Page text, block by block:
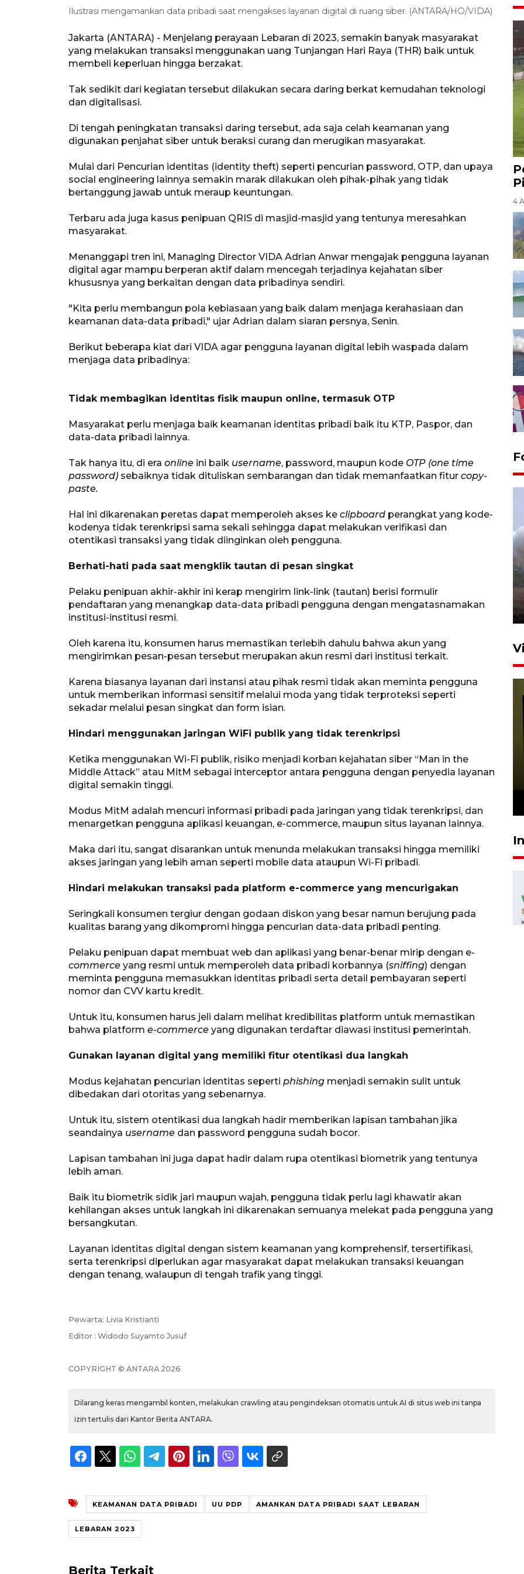
Ilustrasi mengamankan data pribadi saat mengakses layanan digital di ruang siber. (ANTARA/HO/VIDA)
Jakarta (ANTARA) - Menjelang perayaan Lebaran di 2023, semakin banyak masyarakat
yang melakukan transaksi menggunakan uang Tunjangan Hari Raya (THR) baik untuk
membeli keperluan hingga berzakat.
Tak sedikit dari kegiatan tersebut dilakukan secara daring berkat kemudahan teknologi
dan digitalisasi.
Di tengah peningkatan transaksi daring tersebut, ada saja celah keamanan yang
digunakan penjahat siber untuk beraksi curang dan merugikan masyarakat.
Mulai dari Pencurian identitas (identity theft) seperti pencurian password, OTP, dan upaya
social engineering lainnya semakin marak dilakukan oleh pihak-pihak yang tidak
bertanggung jawab untuk meraup keuntungan.
Terbaru ada juga kasus penipuan QRIS di masjid-masjid yang tentunya meresahkan
masyarakat.
Menanggapi tren ini, Managing Director VIDA Adrian Anwar mengajak pengguna layanan
digital agar mampu berperan aktif dalam mencegah terjadinya kejahatan siber
khususnya yang berkaitan dengan data pribadinya sendiri.
"Kita perlu membangun pola kebiasaan yang baik dalam menjaga kerahasiaan dan
keamanan data-data pribadi," ujar Adrian dalam siaran persnya, Senin.
Berikut beberapa kiat dari VIDA agar pengguna layanan digital lebih waspada dalam
menjaga data pribadinya:
Tidak membagikan identitas fisik maupun online, termasuk OTP
Masyarakat perlu menjaga baik keamanan identitas pribadi baik itu KTP, Paspor, dan
data-data pribadi lainnya.
Tak hanya itu, di era online ini baik username, password, maupun kode OTP (one time
password) sebaiknya tidak dituliskan sembarangan dan tidak memanfaatkan fitur copy-
paste.
Hal ini dikarenakan peretas dapat memperoleh akses ke clipboard perangkat yang kode-
kodenya tidak terenkripsi sama sekali sehingga dapat melakukan verifikasi dan
otentikasi transaksi yang tidak diinginkan oleh pengguna.
Berhati-hati pada saat mengklik tautan di pesan singkat
Pelaku penipuan akhir-akhir ini kerap mengirim link-link (tautan) berisi formulir
pendaftaran yang menangkap data-data pribadi pengguna dengan mengatasnamakan
institusi-institusi resmi.
Oleh karena itu, konsumen harus memastikan terlebih dahulu bahwa akun yang
mengirimkan pesan-pesan tersebut merupakan akun resmi dari institusi terkait.
Karena biasanya layanan dari instansi atau pihak resmi tidak akan meminta pengguna
untuk memberikan informasi sensitif melalui moda yang tidak terproteksi seperti
sekadar melalui pesan singkat dan form isian.
Hindari menggunakan jaringan WiFi publik yang tidak terenkripsi
Ketika menggunakan Wi-Fi publik, risiko menjadi korban kejahatan siber “Man in the
Middle Attack” atau MitM sebagai interceptor antara pengguna dengan penyedia layanan
digital semakin tinggi.
Modus MitM adalah mencuri informasi pribadi pada jaringan yang tidak terenkripsi, dan
menargetkan pengguna aplikasi keuangan, e-commerce, maupun situs layanan lainnya.
Maka dari itu, sangat disarankan untuk menunda melakukan transaksi hingga memiliki
akses jaringan yang lebih aman seperti mobile data ataupun Wi-Fi pribadi.
Hindari melakukan transaksi pada platform e-commerce yang mencurigakan
Seringkali konsumen tergiur dengan godaan diskon yang besar namun berujung pada
kualitas barang yang dikompromi hingga pencurian data-data pribadi penting.
Pelaku penipuan dapat membuat web dan aplikasi yang benar-benar mirip dengan e-
commerce yang resmi untuk memperoleh data pribadi korbannya (sniffing) dengan
meminta pengguna memasukkan identitas pribadi serta detail pembayaran seperti
nomor dan CVV kartu kredit.
Untuk itu, konsumen harus jeli dalam melihat kredibilitas platform untuk memastikan
bahwa platform e-commerce yang digunakan terdaftar diawasi institusi pemerintah.
Gunakan layanan digital yang memiliki fitur otentikasi dua langkah
Modus kejahatan pencurian identitas seperti phishing menjadi semakin sulit untuk
dibedakan dari otoritas yang sebenarnya.
Untuk itu, sistem otentikasi dua langkah hadir memberikan lapisan tambahan jika
seandainya username dan password pengguna sudah bocor.
Lapisan tambahan ini juga dapat hadir dalam rupa otentikasi biometrik yang tentunya
lebih aman.
Baik itu biometrik sidik jari maupun wajah, pengguna tidak perlu lagi khawatir akan
kehilangan akses untuk langkah ini dikarenakan semuanya melekat pada pengguna yang
bersangkutan.
Layanan identitas digital dengan sistem keamanan yang komprehensif, tersertifikasi,
serta terenkripsi diperlukan agar masyarakat dapat melakukan transaksi keuangan
dengan tenang, walaupun di tengah trafik yang tinggi.
Pewarta: Livia Kristianti
Editor : Widodo Suyamto Jusuf
COPYRIGHT © ANTARA 2026
Dilarang keras mengambil konten, melakukan crawling atau pengindeksan otomatis untuk AI di situs web ini tanpa
izin tertulis dari Kantor Berita ANTARA.
KEAMANAN DATA PRIBADI UU PDP AMANKAN DATA PRIBADI SAAT LEBARAN
LEBARAN 2023
Berita Terkait
4
selamat dari kebakaran KM
dikembalikan ke Surabaya
4 Agustus 2026 19:23
Persiapan Skuad Garuda
jelang laga lawan Kamboja
Waspadai penyakit saat
musim kemarau